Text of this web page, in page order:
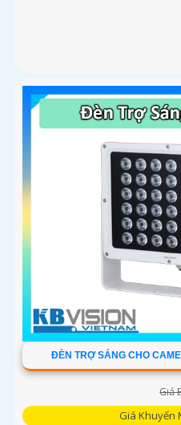
ĐÈN TRỢ SÁNG CHO
Giá
Giá Khuyến